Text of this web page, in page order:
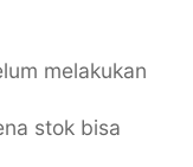
melakukan
stok bisa